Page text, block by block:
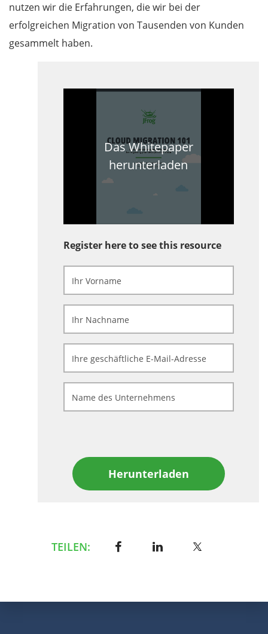
nutzen wir die Erfahrungen, die wir bei der
erfolgreichen Migration von Tausenden von Kunden
gesammelt haben.
Das Whitepaper
herunterladen
Register here to see this resource
Herunterladen
TEILEN: